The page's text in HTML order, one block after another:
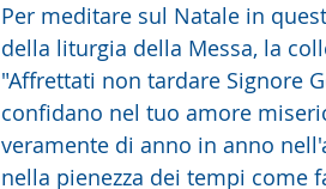
Per meditare sul Natale in
della liturgia della Messa, la
"Affrettati non tardare Signore
confidano nel tuo amore
veramente di anno in anno
nella pienezza dei tempi come